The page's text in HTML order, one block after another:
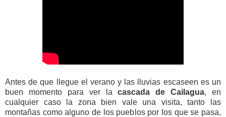
Antes de que llegue el verano y las lluvias escaseen es un
buen momento para ver lacascada de Cailagua, en
cualquier caso la zona bien vale una visita, tanto las
montañas como alguno de los pueblos por los que se pasa,